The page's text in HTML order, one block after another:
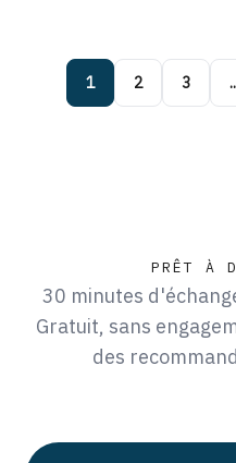
1 2 3
PRÊT À
30 minutes
Gratuit, sans
des